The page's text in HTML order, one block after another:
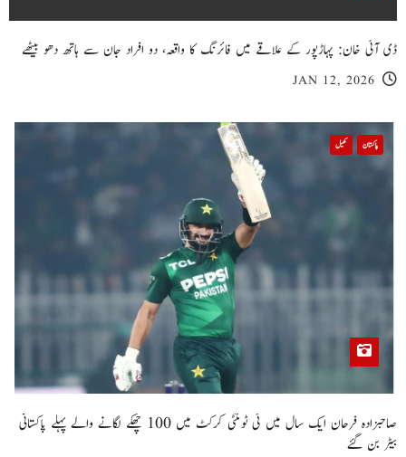
ڈی آئی خان: پہاڑپور کے علاقے میں فائرنگ کا واقعہ، دو افراد جان سے ہاتھ دھو بیٹھے
JAN 12, 2026
پاکستان کھیل
صاحبزادہ فرحان ایک سال میں ٹی ٹوئنٹی کرکٹ میں 100 چھکے لگانے والے پہلے پاکستانی
بیٹر بن گئے